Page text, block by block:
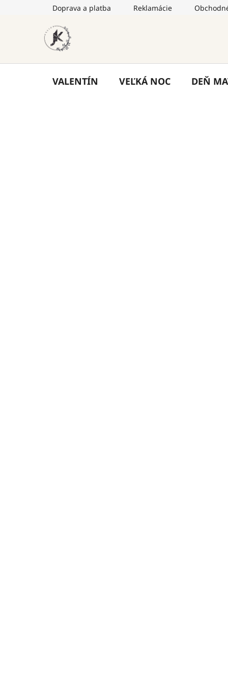
Doprava a platba Reklamácie
VALENTÍN VEĽKÁ NOC DEŇ